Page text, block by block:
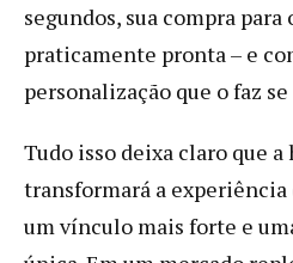
segundos, sua compra para
praticamente pronta – e
personalização que o faz
Tudo isso deixa claro que
transformará a
um vínculo mais forte e